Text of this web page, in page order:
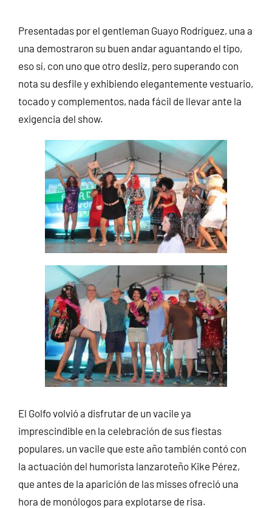
Presentadas por el gentleman Guayo Rodríguez, una a
una demostraron su buen andar aguantando el tipo,
eso sí, con uno que otro desliz, pero superando con
nota su desfile y exhibiendo elegantemente vestuario,
tocado y complementos, nada fácil de llevar ante la
exigencia del show.
El Golfo volvió a disfrutar de un vacile ya
imprescindible en la celebración de sus fiestas
populares, un vacile que este año también contó con
la actuación del humorista lanzaroteño Kike Pérez,
que antes de la aparición de las misses ofreció una
hora de monólogos para explotarse de risa.